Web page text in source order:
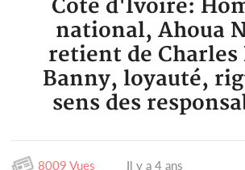
Côte d'Ivoire:
national, Ahoua
retient de Charles
Banny, loyauté,
sens des
8009 Vues Il y a 4 ans